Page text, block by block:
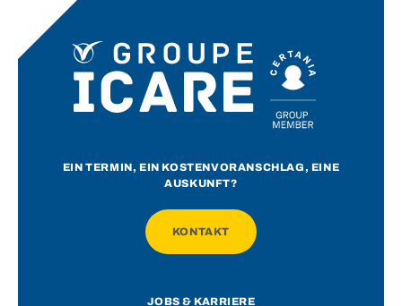
EIN TERMIN, EIN KOSTENVORANSCHLAG, EINE
AUSKUNFT?
KONTAKT
JOBS & KARRIERE